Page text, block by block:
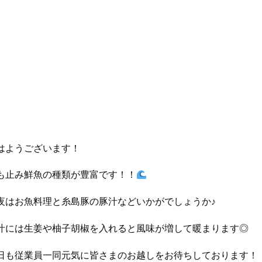
ようございます！
止み鮮魚の種類が豊富です！！
はお魚料理と糸島豚の豚汁などいかがでしょうか♪
には生姜や柚子胡椒を入れると風味が増して暖まります◎
も従業員一同元気に皆さまのお越しをお待ちしております！